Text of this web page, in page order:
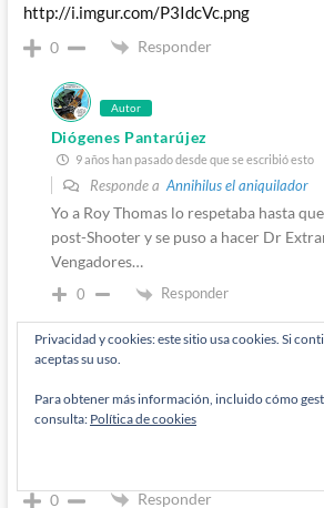
http://i.imgur.com/P3IdcVc.png
0 Responder
Autor
Diógenes Pantarújez
9 años han pasado desde que se escribió esto
Responde a Annihilus el aniquilador
Yo a Roy Thomas lo respetaba hasta
post-Shooter y se puso a hacer Dr
Vengadores…
0 Responder
Autor
Me acabo de dar cuenta de que hoy
cosas gracias a vosotros, y yo que tenía
0 Responder
Privacidad y cookies: este sitio usa cookies. Si
aceptas su uso.
Para obtener más información, incluido cómo
consulta: Política de cookies